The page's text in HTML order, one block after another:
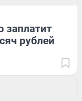
заплатит
рублей